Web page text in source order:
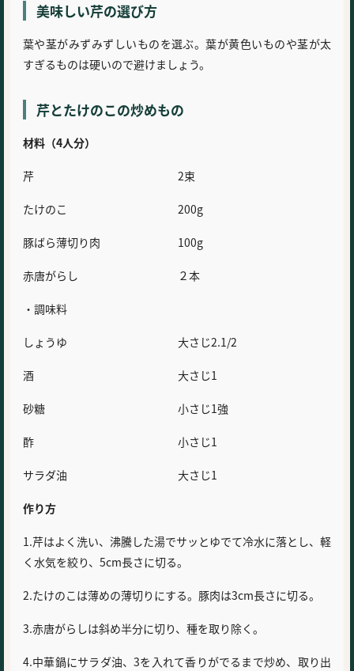
美味しい芹の選び方
葉や茎がみずみずしいものを選ぶ。葉が黄色いものや茎が太
すぎるものは硬いので避けましょう。
芹とたけのこの炒めもの
材料（4人分）
芹 2束
たけのこ 200g
豚ばら薄切り肉 100g
赤唐がらし ２本
・調味料
しょうゆ 大さじ2.1/2
酒 大さじ1
砂糖 小さじ1強
酢 小さじ1
サラダ油 大さじ1
作り方
1.芹はよく洗い、沸騰した湯でサッとゆでて冷水に落とし、軽
く水気を絞り、5cm長さに切る。
2.たけのこは薄めの薄切りにする。豚肉は3cm長さに切る。
3.赤唐がらしは斜め半分に切り、種を取り除く。
4.中華鍋にサラダ油、3を入れて香りがでるまで炒め、取り出